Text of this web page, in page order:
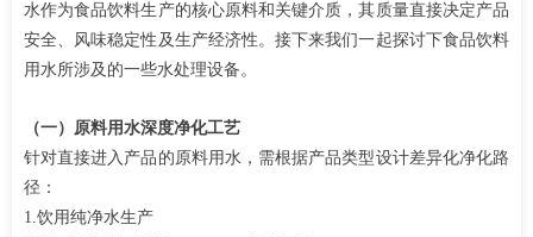
水作为食品饮料生产的核心原料和关键介质，其质量直接决定产品
安全、风味稳定性及生产经济性。接下来我们一起探讨下食品饮料
用水所涉及的一些水处理设备。
（一） 原料用水深度净化工艺
针对直接进入产品的原料用水，需根据产品类型设计差异化净化路
径：
1.饮用纯净水生产